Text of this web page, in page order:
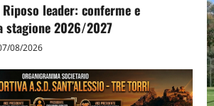
leader: conferme e
stagione 2026/2027
08/2026